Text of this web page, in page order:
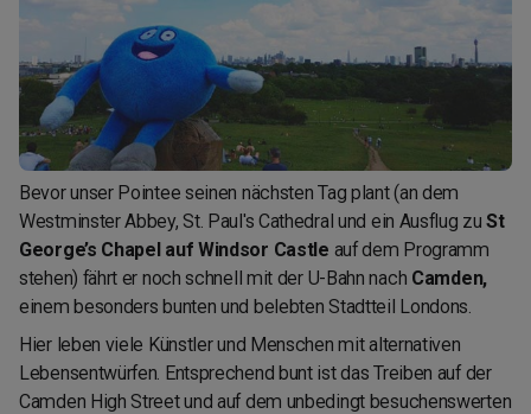
Bevor unser Pointee seinen nächsten Tag plant (an dem
Westminster Abbey, St. Paul's Cathedral und ein Ausflug zuSt
George’s Chapel auf Windsor Castle auf dem Programm
stehen) fährt er noch schnell mit der U-Bahn nach Camden,
einem besonders bunten und belebten Stadtteil Londons.
Hier leben viele Künstler und Menschen mit alternativen
Lebensentwürfen. Entsprechend bunt ist das Treiben auf der
Camden High Street und auf dem unbedingt besuchenswerten